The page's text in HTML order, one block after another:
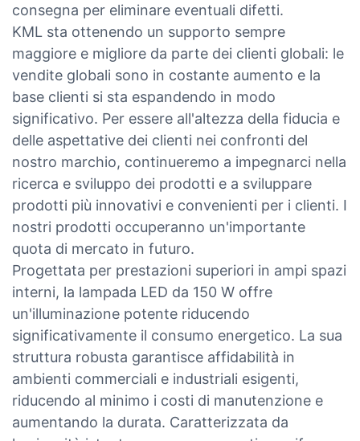
consegna per eliminare eventuali difetti.
KML sta ottenendo un supporto sempre
maggiore e migliore da parte dei clienti globali: le
vendite globali sono in costante aumento e la
base clienti si sta espandendo in modo
significativo. Per essere all'altezza della fiducia e
delle aspettative dei clienti nei confronti del
nostro marchio, continueremo a impegnarci nella
ricerca e sviluppo dei prodotti e a sviluppare
prodotti più innovativi e convenienti per i clienti. I
nostri prodotti occuperanno un'importante
quota di mercato in futuro.
Progettata per prestazioni superiori in ampi spazi
interni, la lampada LED da 150 W offre
un'illuminazione potente riducendo
significativamente il consumo energetico. La sua
struttura robusta garantisce affidabilità in
ambienti commerciali e industriali esigenti,
riducendo al minimo i costi di manutenzione e
aumentando la durata. Caratterizzata da